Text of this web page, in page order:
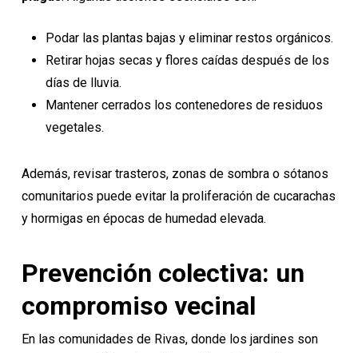
Podar las plantas bajas y eliminar restos orgánicos.
Retirar hojas secas y flores caídas después de los
días de lluvia.
Mantener cerrados los contenedores de residuos
vegetales.
Además, revisar trasteros, zonas de sombra o sótanos
comunitarios puede evitar la proliferación de cucarachas
y hormigas en épocas de humedad elevada.
Prevención colectiva: un
compromiso vecinal
En las comunidades de Rivas, donde los jardines son